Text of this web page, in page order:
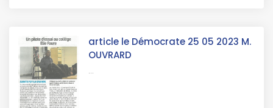
article le Démocrate 25 05 2023 M.
OUVRARD
...